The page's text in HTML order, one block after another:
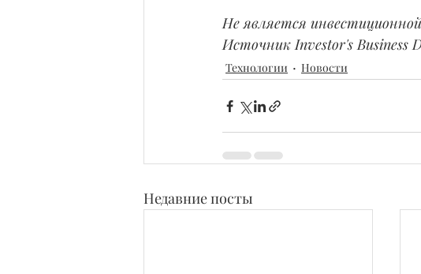
Не является
Источник Investor's Business
Технологии Новости
Недавние посты